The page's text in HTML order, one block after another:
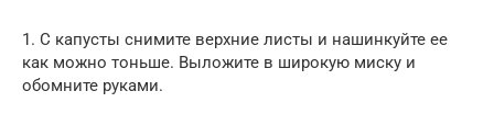
1. С капусты снимите верхние листы и нашинкуйте ее
как можно тоньше. Выложите в широкую миску и
обомните руками.